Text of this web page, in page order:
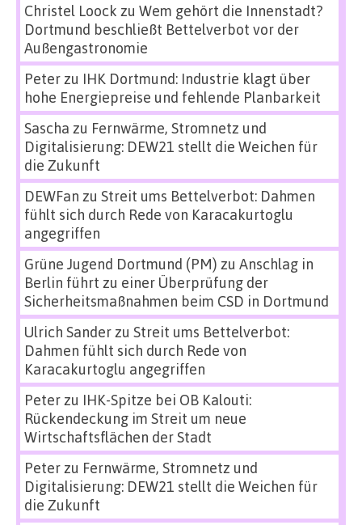
Christel Loock zu Wem gehört die Innenstadt?
Dortmund beschließt Bettelverbot vor der
Außengastronomie
Peterzu IHK Dortmund: Industrie klagt über
hohe Energiepreise und fehlende Planbarkeit
Sascha zu Fernwärme, Stromnetz und
Digitalisierung: DEW21 stellt die Weichen für
die Zukunft
DEWFan zu Streit ums Bettelverbot: Dahmen
fühlt sich durch Rede von Karacakurtoglu
angegriffen
Grüne Jugend Dortmund (PM) zu Anschlag in
Berlin führt zu einer Überprüfung der
Sicherheitsmaßnahmen beim CSD in Dortmund
Ulrich Sanderzu Streit ums Bettelverbot:
Dahmen fühlt sich durch Rede von
Karacakurtoglu angegriffen
Peterzu IHK-Spitze bei OB Kalouti:
Rückendeckung im Streit um neue
Wirtschaftsflächen der Stadt
Peterzu Fernwärme, Stromnetz und
Digitalisierung: DEW21 stellt die Weichen für
die Zukunft